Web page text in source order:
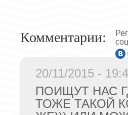
Комментарии:
20/11/2015 -
ПОИЩУТ НАС
ТОЖЕ ТАКОЙ